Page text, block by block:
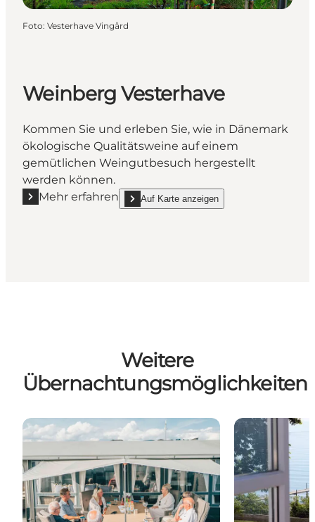
Foto: Vesterhave Vingård
Weinberg Vesterhave
Kommen Sie und erleben Sie, wie in Dänemark
ökologische Qualitätsweine auf einem
gemütlichen Weingutbesuch hergestellt
werden können.
Mehr erfahren
Mehr erfahren "Weinberg Vesterhave"
Auf Karte anzeigen
show Weinberg Vesterhave on_map
Weitere
Übernachtungsmöglichkeiten
Camping auf Südseeland & Møn Hotels und